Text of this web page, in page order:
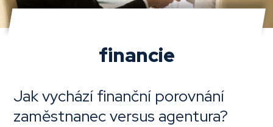
financie
Jak vychází finanční porovnání
zaměstnanec versus agentura?